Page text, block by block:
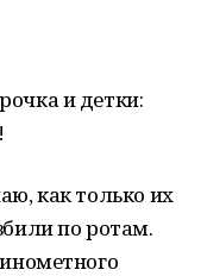
и детки:
как только их
по ротам.